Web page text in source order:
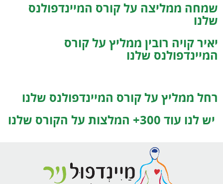
שמחה ממליצה על קורס המיינדפולנס
שלנו
יאיר קויה רובין ממליץ על קורס
המיינדפולנס שלנו
רחל ממליץ על קורס המיינדפולנס שלנו
יש לנו עוד 300+ המלצות על הקורס שלנו